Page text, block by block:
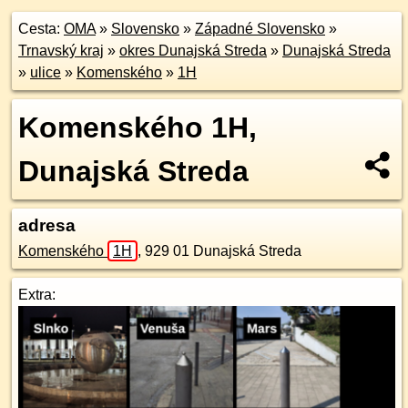
Cesta: OMA» Slovensko » Západné Slovensko »
Trnavský kraj » okres Dunajská Streda » Dunajská Streda
» ulice » Komenského » 1H
Komenského 1H,
Dunajská Streda
adresa
Komenského 1H , 929 01 Dunajská Streda
Extra: